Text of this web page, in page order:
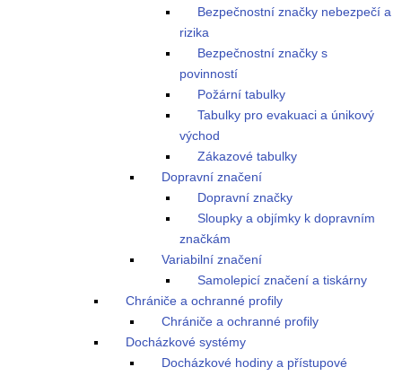
Bezpečnostní značky nebezpečí a
rizika
Bezpečnostní značky s
povinností
Požární tabulky
Tabulky pro evakuaci a únikový
východ
Zákazové tabulky
Dopravní značení
Dopravní značky
Sloupky a objímky k dopravním
značkám
Variabilní značení
Samolepicí značení a tiskárny
Chrániče a ochranné profily
Chrániče a ochranné profily
Docházkové systémy
Docházkové hodiny a přístupové